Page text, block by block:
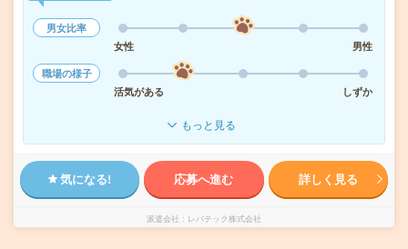
男女比率
女性
男性
職場の様子
活気がある
しずか
もっと見る
気になる! 応募へ進む 詳しく見る
派遣会社 レバテック株式会社